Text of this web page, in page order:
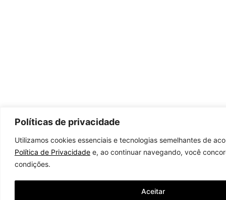
Políticas de privacidade
Utilizamos cookies essenciais e tecnologias semelhantes de
Política de Privacidade e, ao continuar navegando, você
condições.
Aceitar